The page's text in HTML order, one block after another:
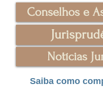
Conselhos e
Notícias
Saiba como